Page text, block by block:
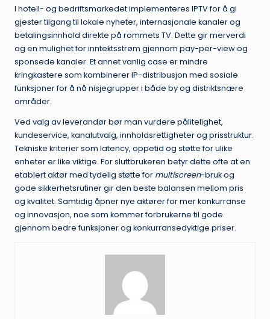
I hotell- og bedriftsmarkedet implementeres IPTV for å gi
gjester tilgang til lokale nyheter, internasjonale kanaler og
betalingsinnhold direkte på rommets TV. Dette gir merverdi
og en mulighet for inntektsstrøm gjennom pay-per-view og
sponsede kanaler. Et annet vanlig case er mindre
kringkastere som kombinerer IP-distribusjon med sosiale
funksjoner for å nå nisjegrupper i både by og distriktsnære
områder.
Ved valg av leverandør bør man vurdere pålitelighet,
kundeservice, kanalutvalg, innholdsrettigheter og prisstruktur.
Tekniske kriterier som latency, oppetid og støtte for ulike
enheter er like viktige. For sluttbrukeren betyr dette ofte at en
etablert aktør med tydelig støtte for multiscreen-bruk og
gode sikkerhetsrutiner gir den beste balansen mellom pris
og kvalitet. Samtidig åpner nye aktører for mer konkurranse
og innovasjon, noe som kommer forbrukerne til gode
gjennom bedre funksjoner og konkurransedyktige priser.